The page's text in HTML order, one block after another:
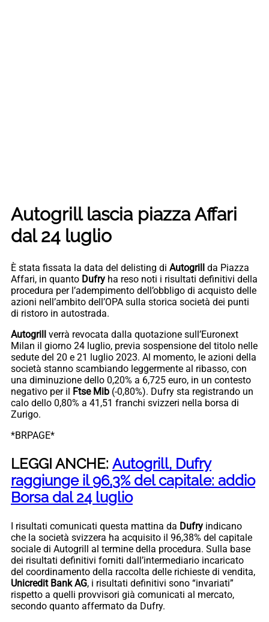
Autogrill lascia piazza Affari
dal 24 luglio
È stata fissata la data del delisting di Autogrill
da Piazza
Affari, in quanto Dufry ha reso noti i risultati definitivi della
procedura per l’adempimento dell’obbligo di acquisto delle
azioni nell’ambito dell’OPA sulla storica società dei punti
di ristoro in autostrada.
Autogrill
verrà revocata dalla quotazione sull’Euronext
Milan il giorno 24 luglio, previa sospensione del titolo nelle
sedute del 20 e 21 luglio 2023. Al momento, le azioni della
società stanno scambiando leggermente al ribasso, con
una diminuzione dello 0,20% a 6,725 euro, in un contesto
negativo per il
Ftse Mib (-0,80%). Dufry sta registrando un
calo dello 0,80% a 41,51 franchi svizzeri nella borsa di
Zurigo.
*BRPAGE*
LEGGI ANCHE: Autogrill, Dufry
raggiunge il 96,3% del capitale: addio
Borsa dal 24 luglio
I risultati comunicati questa mattina da Dufry indicano
che la società svizzera ha acquisito il 96,38% del capitale
sociale di Autogrill al termine della procedura. Sulla base
dei risultati definitivi forniti dall’intermediario incaricato
del coordinamento della raccolta delle richieste di vendita,
Unicredit Bank AG, i risultati definitivi sono “invariati”
rispetto a quelli provvisori già comunicati al mercato,
secondo quanto affermato da Dufry.